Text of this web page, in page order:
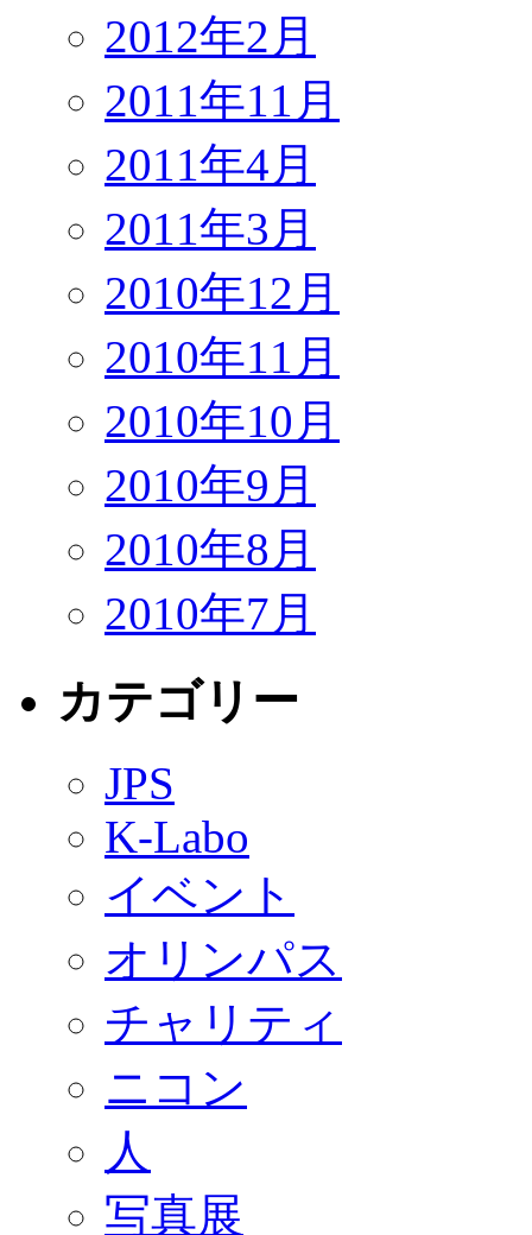
2012年2月
2011年11月
2011年4月
2011年3月
2010年12月
2010年11月
2010年10月
2010年9月
2010年8月
2010年7月
カテゴリー
JPS
K-Labo
イベント
オリンパス
チャリティ
ニコン
人
写真展